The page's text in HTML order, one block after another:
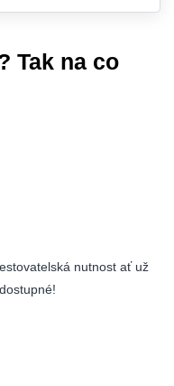
Tak na co
nutnost ať už